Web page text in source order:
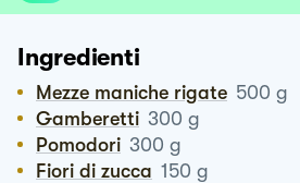
Ingredienti
Mezze maniche rigate 500 g
Gamberetti 300 g
Pomodori 300 g
Fiori di zucca 150 g